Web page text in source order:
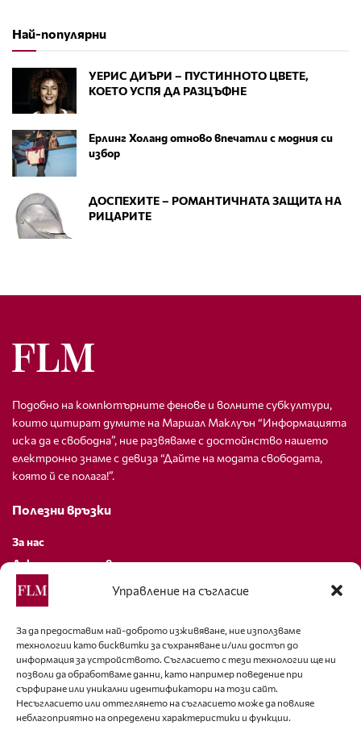
Управление на съгласие
За да предоставим най-доброто изживяване, ние използваме
технологии като бисквитки за съхраняване и/или достъп до
информация за устройството. Съгласието с тези технологии ще ни
позволи да обработваме данни, като например поведение при
сърфиране или уникални идентификатори на този сайт.
Несъгласието или оттеглянето на съгласието може да повлияе
неблагоприятно на определени характеристики и функции.
Най-популярни
УЕРИС ДИЪРИ – ПУСТИННОТО ЦВЕТЕ,
КОЕТО УСПЯ ДА РАЗЦЪФНЕ
Ерлинг Холанд отново впечатли с модния си
избор
ДОСПЕХИТЕ – РОМАНТИЧНАТА ЗАЩИТА НА
РИЦАРИТЕ
Подобно на компютърните фенове и волните субкултури,
които цитират думите на Маршал Маклуън “Информацията
иска да е свободна”, ние развяваме с достойнство нашето
електронно знаме с девиза “Дайте на модата свободата,
която й се полага!”.
Полезни връзки
За нас
Декларация за поверителност
Политика за бисквитки
За контакти
editor@fashion-lifestyle.net
+359 88 227 33 47
Последвайте ни